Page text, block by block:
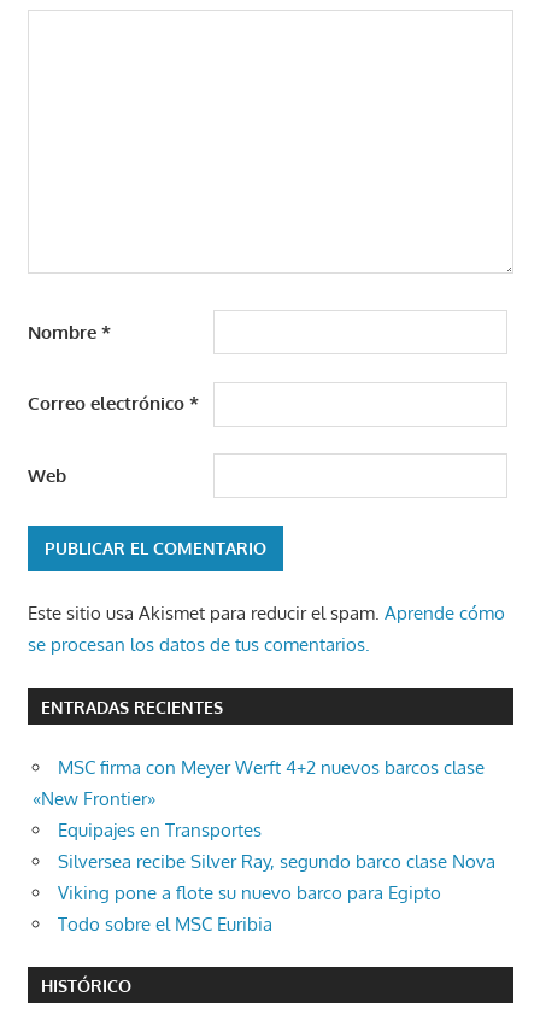
Nombre *
Correo electrónico *
Web
Este sitio usa Akismet para reducir el spam. Aprende cómo
se procesan los datos de tus comentarios.
ENTRADAS RECIENTES
MSC firma con Meyer Werft 4+2 nuevos barcos clase
«New Frontier»
Equipajes en Transportes
Silversea recibe Silver Ray, segundo barco clase Nova
Viking pone a flote su nuevo barco para Egipto
Todo sobre el MSC Euribia
HISTÓRICO